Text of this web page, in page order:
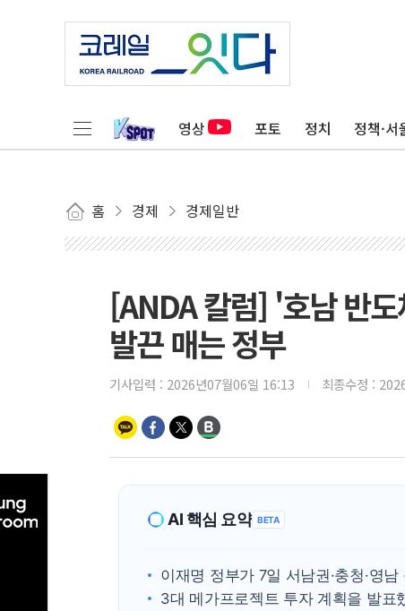
영상 포토 정치 정책·서
홈 경제 경제일반
[ANDA 칼럼] '호남 반
발끈 매는 정부
기사입력 : 2026년07월06일 16:13 최종수정 :
AI 핵심 요약 BETA
이재명 정부가 7일 서남권·충청·영남
3대 메가프로젝트 투자 계획을 발표